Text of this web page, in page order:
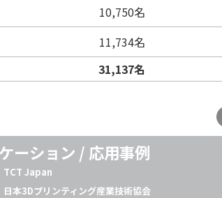
10,750名
11,734名
31,137名
ーション / 応用事例
TCT Japan
日本3Dプリンティング産業技術協会